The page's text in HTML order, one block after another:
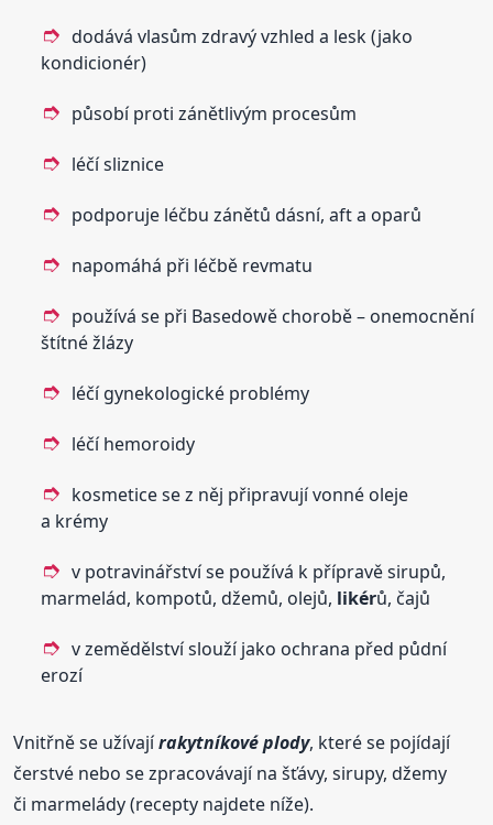
dodává vlasům zdravý vzhled a lesk (jako
kondicionér)
působí proti zánětlivým procesům
léčí sliznice
podporuje léčbu zánětů dásní, aft a oparů
napomáhá při léčbě revmatu
používá se při Basedowě chorobě – onemocnění
štítné žlázy
léčí gynekologické problémy
léčí hemoroidy
kosmetice se z něj připravují vonné oleje
a krémy
v potravinářství se používá k přípravě sirupů,
marmelád, kompotů, džemů, olejů, likérů, čajů
v zemědělství slouží jako ochrana před půdní
erozí
Vnitřně se užívajírakytníkové plody, které se pojídají
čerstvé nebo se zpracovávají na šťávy, sirupy, džemy
či marmelády (recepty najdete níže).